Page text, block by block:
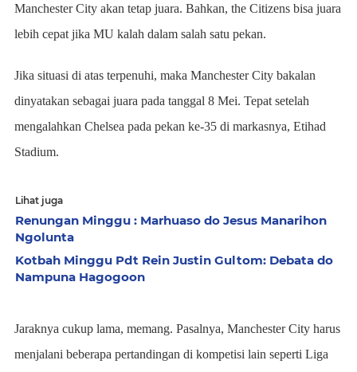
Manchester City akan tetap juara. Bahkan, the Citizens bisa juara
lebih cepat jika MU kalah dalam salah satu pekan.
Jika situasi di atas terpenuhi, maka Manchester City bakalan
dinyatakan sebagai juara pada tanggal 8 Mei. Tepat setelah
mengalahkan Chelsea pada pekan ke-35 di markasnya, Etihad
Stadium.
Lihat juga
Renungan Minggu : Marhuaso do Jesus Manarihon
Ngolunta
Kotbah Minggu Pdt Rein Justin Gultom: Debata do
Nampuna Hagogoon
Jaraknya cukup lama, memang. Pasalnya, Manchester City harus
menjalani beberapa pertandingan di kompetisi lain seperti Liga